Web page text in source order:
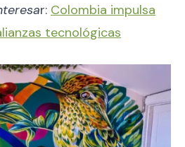
r: Colombia impulsa
tecnológicas